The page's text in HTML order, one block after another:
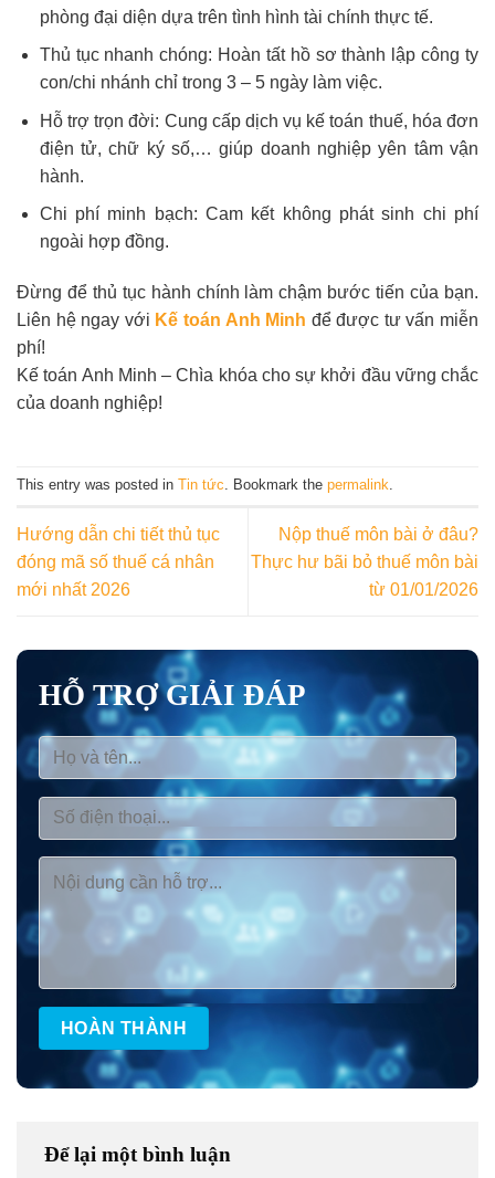
phòng đại diện dựa trên tình hình tài chính thực tế.
Thủ tục nhanh chóng: Hoàn tất hồ sơ thành lập công ty
con/chi nhánh chỉ trong 3 – 5 ngày làm việc.
Hỗ trợ trọn đời: Cung cấp dịch vụ kế toán thuế, hóa đơn
điện tử, chữ ký số,… giúp doanh nghiệp yên tâm vận
hành.
Chi phí minh bạch: Cam kết không phát sinh chi phí
ngoài hợp đồng.
Đừng để thủ tục hành chính làm chậm bước tiến của bạn.
Liên hệ ngay với Kế toán Anh Minh để được tư vấn miễn
phí!
Kế toán Anh Minh – Chìa khóa cho sự khởi đầu vững chắc
của doanh nghiệp!
This entry was posted in Tin tức. Bookmark the permalink.
Hướng dẫn chi tiết thủ tục
đóng mã số thuế cá nhân
mới nhất 2026
Nộp thuế môn bài ở đâu?
Thực hư bãi bỏ thuế môn bài
từ 01/01/2026
HỖ TRỢ GIẢI ĐÁP
Để lại một bình luận